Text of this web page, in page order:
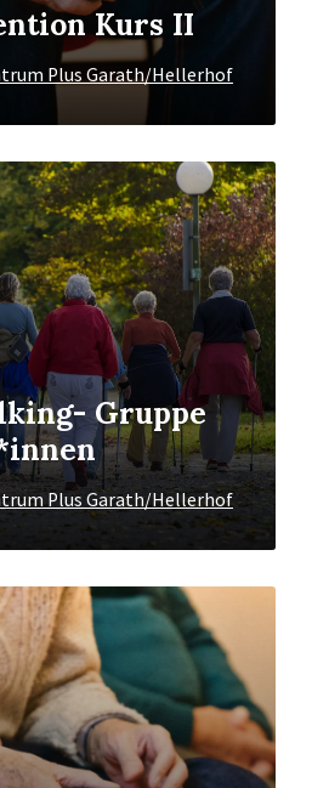
Kurs II
Plus Garath/Hellerhof
Gruppe
Plus Garath/Hellerhof